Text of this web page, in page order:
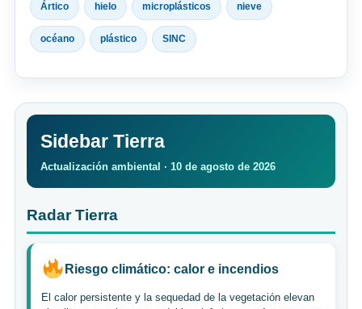
Ártico hielo microplásticos nieve
océano plástico SINC
Sidebar Tierra
Actualización ambiental · 10 de agosto de 2026
Radar Tierra
Riesgo climático: calor e incendios
El calor persistente y la sequedad de la vegetación elevan